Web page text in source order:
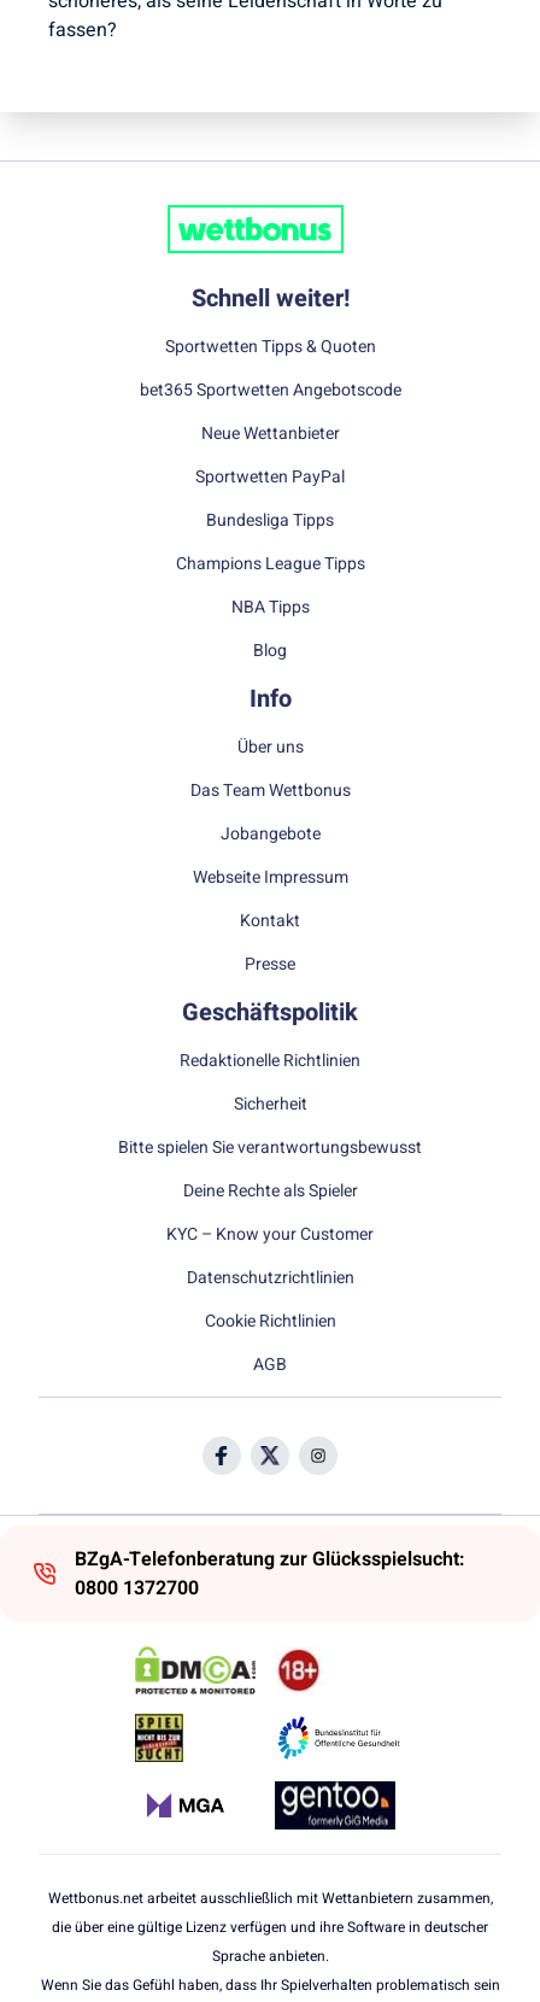
fassen?
Schnell weiter!
Sportwetten Tipps & Quoten
bet365 Sportwetten Angebotscode
Neue Wettanbieter
Sportwetten PayPal
Bundesliga Tipps
Champions League Tipps
NBA Tipps
Blog
Info
Über uns
Das Team Wettbonus
Jobangebote
Webseite Impressum
Kontakt
Presse
Geschäftspolitik
Redaktionelle Richtlinien
Sicherheit
Bitte spielen Sie verantwortungsbewusst
Deine Rechte als Spieler
KYC – Know your Customer
Datenschutzrichtlinien
Cookie Richtlinien
AGB
BZgA-Telefonberatung zur Glücksspielsucht:
0800 1372700
Wettbonus.net arbeitet ausschließlich mit Wettanbietern zusammen,
die über eine gültige Lizenz verfügen und ihre Software in deutscher
Sprache anbieten.
Wenn Sie das Gefühl haben, dass Ihr Spielverhalten problematisch sein